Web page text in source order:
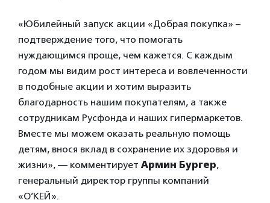
«Юбилейный запуск акции «Добрая покупка» –
подтверждение того, что помогать
нуждающимся проще, чем кажется. С каждым
годом мы видим рост интереса и вовлеченности
в подобные акции и хотим выразить
благодарность нашим покупателям, а также
сотрудникам Русфонда и наших гипермаркетов.
Вместе мы можем оказать реальную помощь
детям, внося вклад в сохранение их здоровья и
жизни», — комментирует Армин Бургер,
генеральный директор группы компаний
«О’КЕЙ».